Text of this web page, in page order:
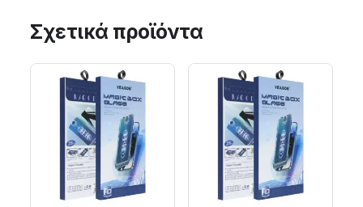
Σχετικά προϊόντα